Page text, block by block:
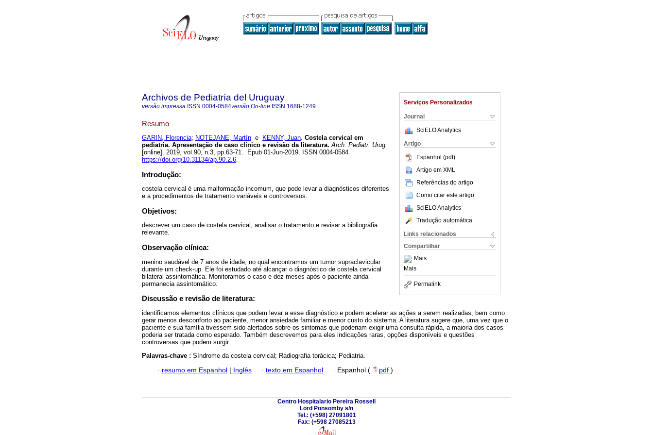
Serviços Personalizados
Journal
SciELO Analytics
Artigo
Espanhol (pdf)
Artigo em XML
Referências do artigo
Como citar este artigo
SciELO Analytics
Tradução automática
Links relacionados
Compartilhar
Mais
Mais
Permalink
Archivos de Pediatría del Uruguay
versão impressa ISSN 0004-0584versão On-line ISSN 1688-1249
Resumo
GARIN, Florencia; NOTEJANE, Martín e KENNY, Juan. Costela cervical em
pediatria. Apresentação de caso clínico e revisão da literatura. Arch. Pediatr. Urug.
[online]. 2019, vol.90, n.3, pp.63-71. Epub 01-Jun-2019. ISSN 0004-0584.
https://doi.org/10.31134/ap.90.2.6.
Introdução:
costela cervical é uma malformação incomum, que pode levar a diagnósticos diferentes
e a procedimentos de tratamento variáveis e controversos.
Objetivos:
descrever um caso de costela cervical, analisar o tratamento e revisar a bibliografia
relevante.
Observação clínica:
menino saudável de 7 anos de idade, no qual encontramos um tumor supraclavicular
durante um check-up. Ele foi estudado até alcançar o diagnóstico de costela cervical
bilateral assintomática. Monitoramos o caso e dez meses após o paciente ainda
permanecia assintomático.
Discussão e revisão de literatura:
identificamos elementos clínicos que podem levar a esse diagnóstico e podem acelerar as ações a serem realizadas, bem como
gerar menos desconforto ao paciente, menor ansiedade familiar e menor custo do sistema. A literatura sugere que, uma vez que o
paciente e sua família tivessem sido alertados sobre os sintomas que poderiam exigir uma consulta rápida, a maioria dos casos
poderia ser tratada como esperado. Também descrevemos para eles indicações raras, opções disponíveis e questões
controversas que podem surgir.
Palavras-chave : Síndrome da costela cervical; Radiografia torácica; Pediatria.
· resumo em Espanhol Inglês · texto em Espanhol · Espanhol ( pdf )
Centro Hospitalario Pereira Rossell
Lord Ponsomby s/n
Tel.: (+598) 27091801
Fax: (+598 27085213